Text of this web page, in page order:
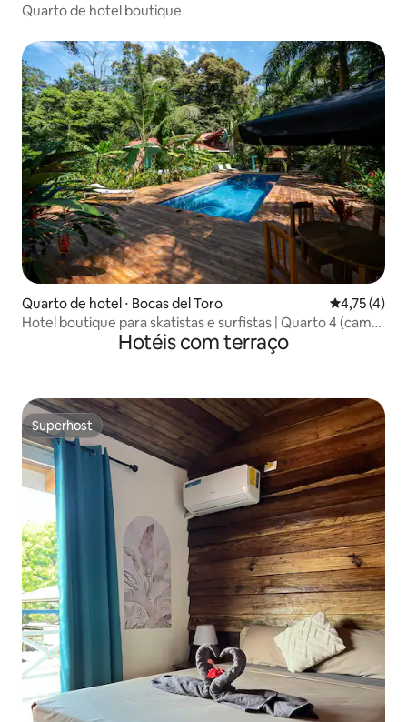
Quarto de hotel boutique
Quarto de hotel ⋅ Bocas del Toro 4,75 de
4,75 (4)
Hotel boutique para skatistas e surfistas | Quarto 4 (cama
queen size + duas camas de solteiro)
Hotéis com terraço
Superhost
Superhost